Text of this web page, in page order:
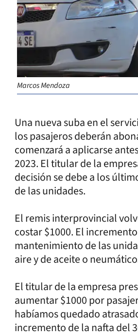
Marcos Mendoza
Una nueva suba en el
los pasajeros deberán
comenzará a aplicarse
2023. El titular de la
decisión se debe a los
de las unidades.
El remis interprovincial
costar $1000. El
mantenimiento de las
aire y de aceite o
El titular de la empresa
aumentar $1000 por
habíamos quedado
incremento de la nafta del